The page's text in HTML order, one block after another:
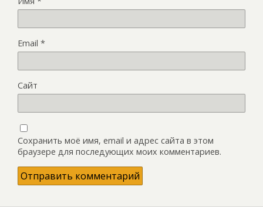
Email *
Сайт
Сохранить моё имя, email и адрес сайта в этом
браузере для последующих моих комментариев.